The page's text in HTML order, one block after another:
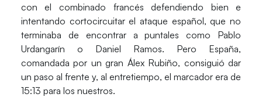
con el combinado francés defendiendo bien e
intentando cortocircuitar el ataque español, que no
terminaba de encontrar a puntales como Pablo
Urdangarín o Daniel Ramos. Pero España,
comandada por un gran Álex Rubiño, consiguió dar
un paso al frente y, al entretiempo, el marcador era de
15:13 para los nuestros.